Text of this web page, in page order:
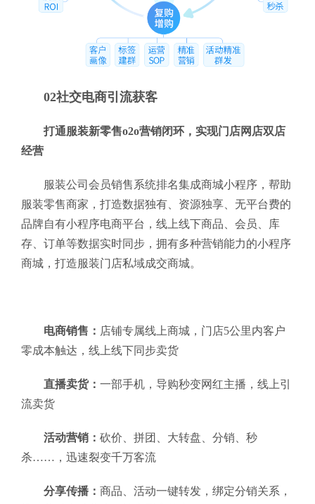
02社交电商引流获客
打通服装新零售o2o营销闭环，实现门店网店双店
经营
服装公司会员销售系统排名集成商城小程序，帮助
服装零售商家，打造数据独有、资源独享、无平台费的
品牌自有小程序电商平台，线上线下商品、会员、库
存、订单等数据实时同步，拥有多种营销能力的小程序
商城，打造服装门店私域成交商城。
电商销售： 店铺专属线上商城，门店5公里内客户
零成本触达，线上线下同步卖货
直播卖货： 一部手机，导购秒变网红主播，线上引
流卖货
活动营销： 砍价、拼团、大转盘、分销、秒
杀……，迅速裂变千万客流
分享传播： 商品、活动一键转发，绑定分销关系，